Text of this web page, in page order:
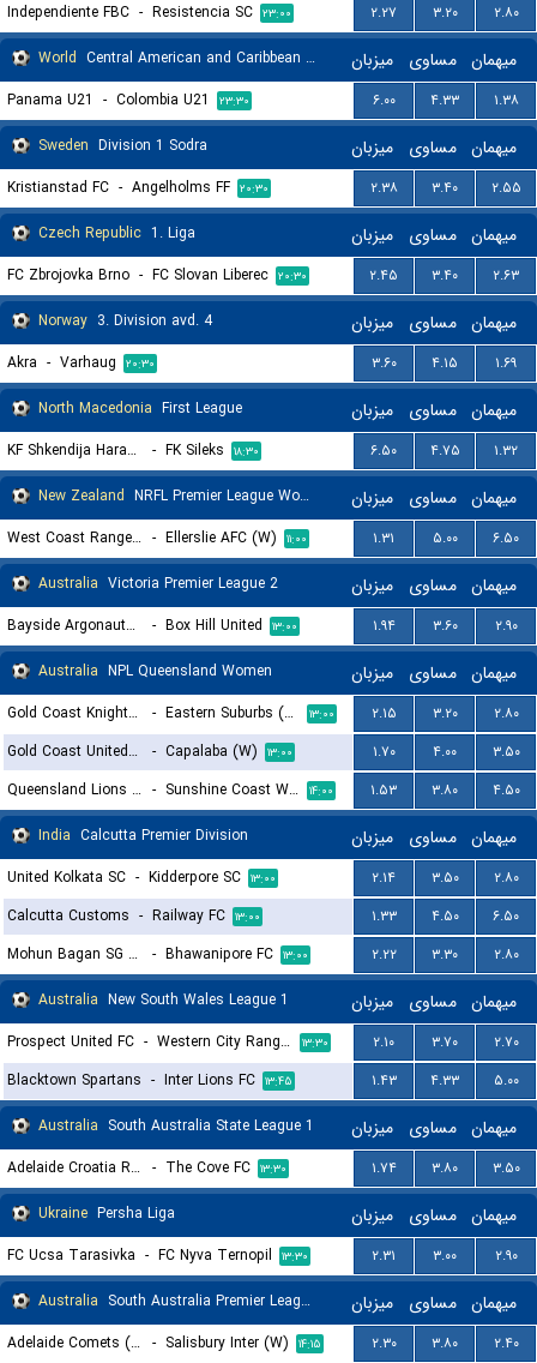
Independiente FBC - Resistencia SC ۲۳:۰۰ ۲.۲۷ ۳.۲۰
۲.۸۰
World Central American and Caribbean Games میزبان مساوی میهمان
Panama U21 - Colombia U21 ۲۳:۳۰ ۶.۰۰ ۴.۳۳
۱.۳۸
Sweden Division 1 Sodra میزبان مساوی میهمان
Kristianstad FC - Angelholms FF ۲۰:۳۰ ۲.۳۸ ۳.۴۰
۲.۵۵
Czech Republic 1. Liga میزبان مساوی میهمان
FC Zbrojovka Brno - FC Slovan Liberec ۲۰:۳۰ ۲.۴۵ ۳.۴۰
۲.۶۳
Norway 3. Division avd. 4 میزبان مساوی میهمان
Akra - Varhaug ۲۰:۳۰ ۳.۶۰ ۴.۱۵
۱.۶۹
North Macedonia First League میزبان مساوی میهمان
KF Shkendija Haracine - FK Sileks ۱۸:۳۰ ۶.۵۰ ۴.۷۵
۱.۳۲
New Zealand NRFL Premier League Women میزبان مساوی میهمان
West Coast Rangers (W) - Ellerslie AFC (W) ۱۱:۰۰ ۱.۳۱ ۵.۰۰
۶.۵۰
Australia Victoria Premier League 2 میزبان مساوی میهمان
Bayside Argonauts FC - Box Hill United ۱۳:۰۰ ۱.۹۴ ۳.۶۰
۲.۹۰
Australia NPL Queensland Women میزبان مساوی میهمان
Gold Coast Knights (W) - Eastern Suburbs (W) ۱۳:۰۰ ۲.۱۵ ۳.۲۰
۲.۸۰
Gold Coast United (W)
- Capalaba (W) ۱۳:۰۰ ۱.۷۰ ۴.۰۰
۳.۵۰
Queensland Lions FC (W) - Sunshine Coast Wanderers (W) ۱۴:۰۰ ۱.۵۳ ۳.۸۰
۴.۵۰
India Calcutta Premier Division میزبان مساوی میهمان
United Kolkata SC - Kidderpore SC ۱۳:۰۰ ۲.۱۴ ۳.۵۰
۲.۸۰
Calcutta Customs - Railway FC ۱۳:۰۰ ۱.۳۳ ۴.۵۰
۶.۵۰
Mohun Bagan SG Reserves
- Bhawanipore FC ۱۳:۰۰ ۲.۲۲ ۳.۳۰
۲.۸۰
Australia New South Wales League 1 میزبان مساوی میهمان
Prospect United FC - Western City Rangers ۱۳:۳۰ ۲.۱۰ ۳.۷۰
۲.۷۰
Blacktown Spartans - Inter Lions FC ۱۳:۴۵ ۱.۴۳ ۴.۳۳
۵.۰۰
Australia South Australia State League 1 میزبان مساوی میهمان
Adelaide Croatia Raiders - The Cove FC ۱۳:۳۰ ۱.۷۴ ۳.۸۰
۳.۵۰
Ukraine Persha Liga میزبان مساوی میهمان
FC Ucsa Tarasivka - FC Nyva Ternopil ۱۳:۳۰ ۲.۳۱ ۳.۰۰
۲.۹۰
Australia South Australia Premier League Women میزبان مساوی میهمان
Adelaide Comets (W) - Salisbury Inter (W) ۱۴:۱۵ ۲.۳۰ ۳.۸۰
۲.۴۰